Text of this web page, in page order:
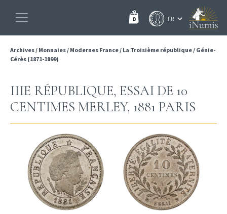
0
Archives/ Monnaies/ Modernes France/ La Troisième république/ Génie-
Cérès (1871-1899)
IIIE RÉPUBLIQUE, ESSAI DE 10
CENTIMES MERLEY, 1881 PARIS